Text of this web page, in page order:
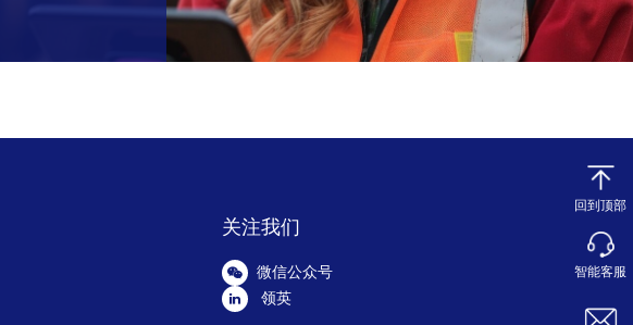
回到顶部
智能客服
关注我们
微信公众号
领英